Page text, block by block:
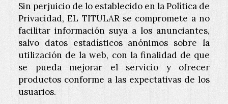
Sin perjuicio de lo establecido en la Política de
Privacidad, EL TITULAR se compromete a no
facilitar información suya a los anunciantes,
salvo datos estadísticos anónimos sobre la
utilización de la web, con la finalidad de que
se pueda mejorar el servicio y ofrecer
productos conforme a las expectativas de los
usuarios.